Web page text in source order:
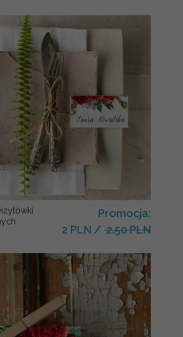
Promocja:
2 PLN / 2.50 PLN